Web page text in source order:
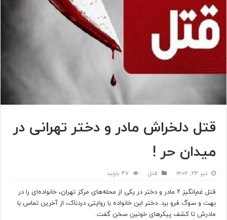
قتل دلخراش مادر و دختر تهرانی در
میدان حر !
تیر ۲۳, ۱۴۰۴ قتل 47 بازدید
قتل غم‌انگیز ۲ مادر و دختر در یکی از محله‌های مرکز تهران، خانواده‌ای را در
بهت و سوگ فرو برد. دختر این خانواده با روایتی دردناک، از آخرین تماس با
مادرش تا کشف پیکرهای خونین سخن گفت.